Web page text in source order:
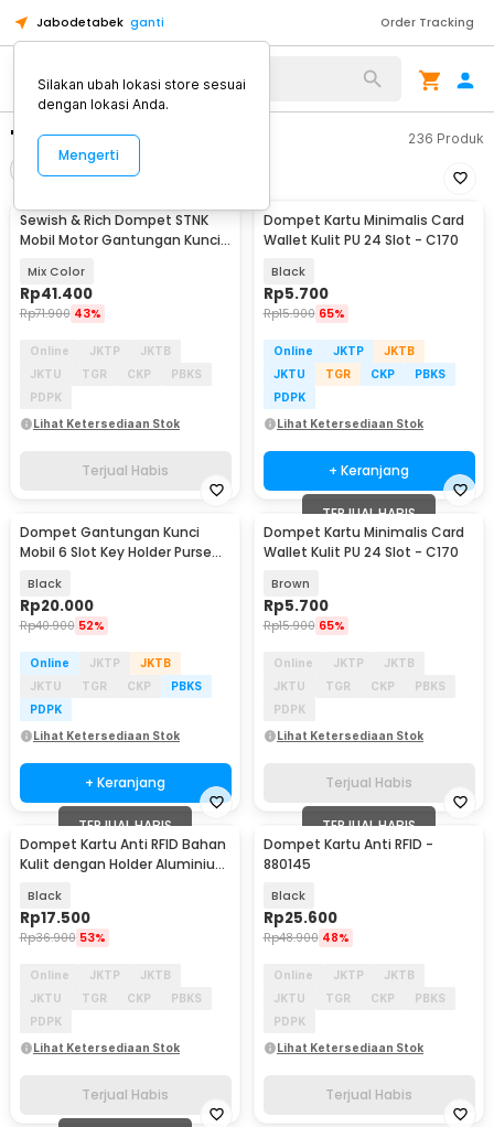
Jabodetabek ganti Order Tracking
"dompet stnk" 236 Produk
Urutkan
Sewish & Rich Dompet STNK
Mobil Motor Gantungan Kunci
Mix Color
Rp41.400
Rp71.900 43%
Online JKTP
JKTB
JKTU
TGR CKP
PBKS
PDPK
Lihat Ketersediaan Stok
Terjual Habis
Dompet Kartu Minimalis Card
Wallet Kulit PU 24 Slot - C170
Black
Rp5.700
Rp15.900 65%
Online JKTP
JKTB
JKTU
TGR CKP
PBKS
PDPK
Lihat Ketersediaan Stok
+ Keranjang
Dompet Gantungan Kunci
Mobil 6 Slot Key Holder Purse
Black
Rp20.000
Rp40.900 52%
Online JKTP
JKTB
JKTU
TGR CKP
PBKS
PDPK
Lihat Ketersediaan Stok
+ Keranjang
TERJUAL HABIS
Dompet Kartu Minimalis Card
Wallet Kulit PU 24 Slot - C170
Brown
Rp5.700
Rp15.900 65%
Online JKTP
JKTB
JKTU
TGR CKP
PBKS
PDPK
Lihat Ketersediaan Stok
Terjual Habis
TERJUAL HABIS
Dompet Kartu Anti RFID Bahan
Kulit dengan Holder Aluminium
Black
Rp17.500
Rp36.900 53%
Online JKTP
JKTB
JKTU
TGR CKP
PBKS
PDPK
Lihat Ketersediaan Stok
Terjual Habis
TERJUAL HABIS
Dompet Kartu Anti RFID -
880145
Black
Rp25.600
Rp48.900 48%
Online JKTP
JKTB
JKTU
TGR CKP
PBKS
PDPK
Lihat Ketersediaan Stok
Terjual Habis
Silakan ubah lokasi store sesuai
dengan lokasi Anda.
Mengerti